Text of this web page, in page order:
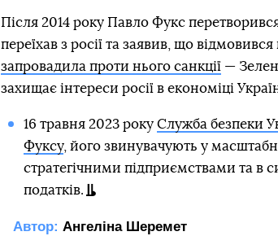
Після 2014 року Павло Фукс
переїхав з росії та заявив, що відмовився
запровадила проти нього санкції —
захищає інтереси росії в економіці
16 травня 2023 року Служба безпеки
Фуксу, його звинувачують у
стратегічними підприємствами та в
податків.
Автор: Ангеліна Шеремет